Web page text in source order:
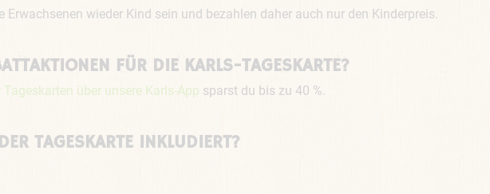
Erwachsenen wieder Kind sein und bezahlen daher auch nur den Kinderpreis.
FÜR DIE KARLS-TAGESKARTE?
Tageskarten über unsere Karls-App sparst du bis zu 40 %.
TAGESKARTE INKLUDIERT?